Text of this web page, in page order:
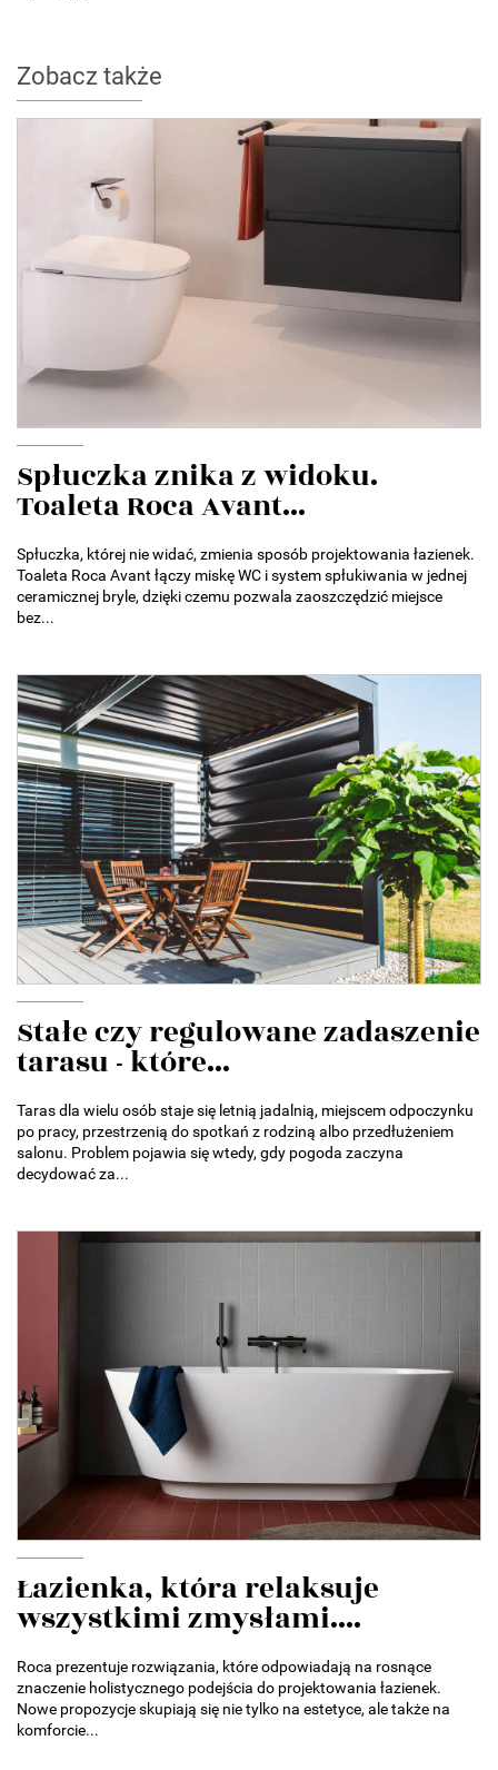
Zobacz także
Spłuczka znika z widoku.
Toaleta Roca Avant...
Spłuczka, której nie widać, zmienia sposób projektowania łazienek.
Toaleta Roca Avant łączy miskę WC i system spłukiwania w jednej
ceramicznej bryle, dzięki czemu pozwala zaoszczędzić miejsce
bez...
Stałe czy regulowane zadaszenie
tarasu - które...
Taras dla wielu osób staje się letnią jadalnią, miejscem odpoczynku
po pracy, przestrzenią do spotkań z rodziną albo przedłużeniem
salonu. Problem pojawia się wtedy, gdy pogoda zaczyna
decydować za...
Łazienka, która relaksuje
wszystkimi zmysłami....
Roca prezentuje rozwiązania, które odpowiadają na rosnące
znaczenie holistycznego podejścia do projektowania łazienek.
Nowe propozycje skupiają się nie tylko na estetyce, ale także na
komforcie...